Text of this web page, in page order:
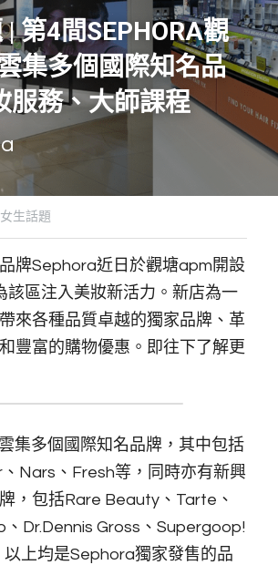
第4間SEPHORA觀
集多個國際知名品
服務、大師課程
女生話題
牌Sephora近日於觀塘apm開設
該區注入美妝新活力。新店為一
來各種品質卓越的獨家品牌、革
豐富的購物優惠。即往下了解更
集多個國際知名品牌，其中包括
Nars、Fresh等，同時亦有新興
，包括Rare Beauty、Tarte、
、Dr.Dennis Gross、Supergoop!
上均是Sephora獨家發售的品